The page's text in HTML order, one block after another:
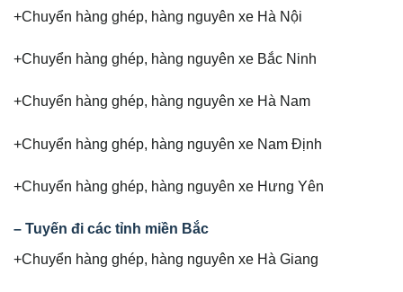
+Chuyển hàng ghép, hàng nguyên xe Hà Nội
+Chuyển hàng ghép, hàng nguyên xe Bắc Ninh
+Chuyển hàng ghép, hàng nguyên xe Hà Nam
+Chuyển hàng ghép, hàng nguyên xe Nam Định
+Chuyển hàng ghép, hàng nguyên xe Hưng Yên
– Tuyến đi các tỉnh miền Bắc
+Chuyển hàng ghép, hàng nguyên xe Hà Giang